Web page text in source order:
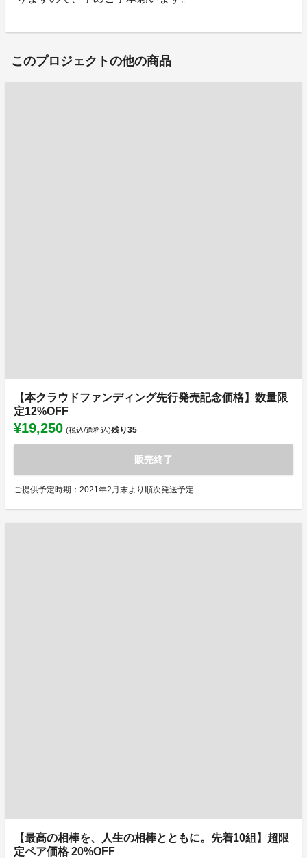
このプロジェクトの他の商品
【本クラウドファンディング先行発売記念価格】数量限
定12%OFF
¥19,250 (税込/送料込)残り35
販売終了
ご提供予定時期：2021年2月末より順次発送予定
【最高の相棒を、人生の相棒とともに。先着10組】超限
定ペア価格 20%OFF